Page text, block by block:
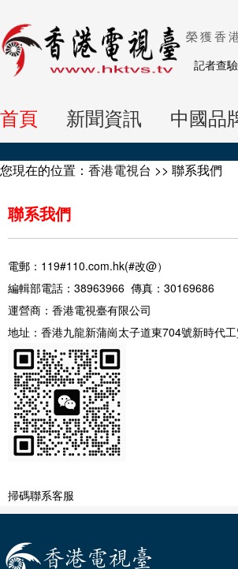
榮獲香
記者查驗
首頁 新聞資訊 中國品
您現在的位置： 香港電視台 >> 聯系我們
聯系我們
電郵：119#110.com.hk(#改@）
編輯部電話：38963966 傳真：30169686
運營商：香港電視臺有限公司
地址：香港九龍新蒲崗太子道東704號新時代
掃碼聯系客服